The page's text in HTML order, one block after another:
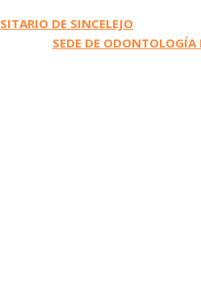
DE SINCELEJO
SEDE DE ODONTOLOGÍA